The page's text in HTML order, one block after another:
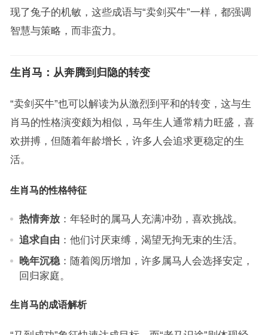
现了兔子的机敏，这些成语与“卖剑买牛”一样，都强调
智慧与策略，而非蛮力。
生肖马：从奔腾到归隐的转变
“卖剑买牛”也可以解读为从激烈到平和的转变，这与生
肖马的性格演变颇为相似，马年生人通常精力旺盛，喜
欢拼搏，但随着年龄增长，许多人会追求更稳定的生
活。
生肖马的性格特征
热情奔放：年轻时的属马人充满冲劲，喜欢挑战。
追求自由 ：他们讨厌束缚，渴望无拘无束的生活。
晚年沉稳：随着阅历增加，许多属马人会选择安定，
回归家庭。
生肖马的成语解析